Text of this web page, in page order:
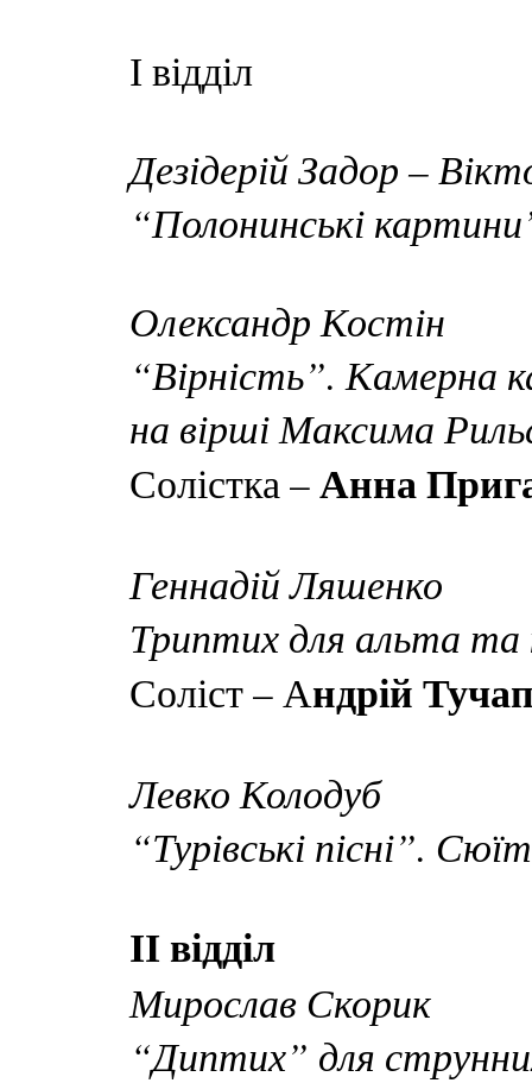
І відділ
Дезідерій Задор –
“Полонинські
Олександр Костін
“Вірність”. Камерна
на вірші Максима
Солістка –Анна
Геннадій Ляшенко
Триптих для альта та
Соліст – Андрій
Левко Колодуб
“Турівські пісні”.
ІІ відділ
Мирослав Скорик
“Диптих” для